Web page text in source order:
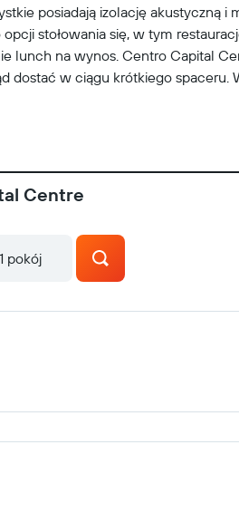
posiadają izolację akustyczną
stołowania się, w tym
lunch na wynos. Centro Capital
dostać w ciągu krótkiego spaceru.
Centre
pokój